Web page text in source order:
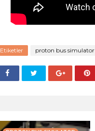
Etiketler proton bus simulator